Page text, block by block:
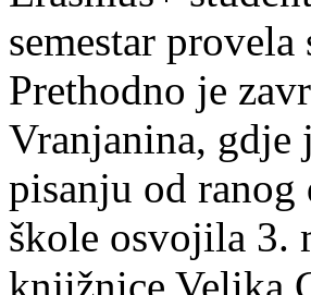
semestar
Prethodno je
Vranjanina, gdje
pisanju od ranog
škole osvojila 3.